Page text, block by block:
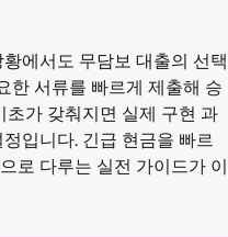
에서도 무담보 대출의 선택
한 서류를 빠르게 제출해 승
초가 갖춰지면 실제 구현 과
입니다. 긴급 현금을 빠르
로 다루는 실전 가이드가 이